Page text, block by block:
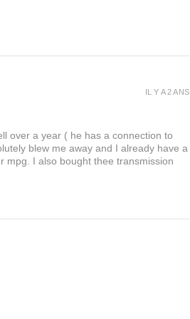
over a year ( he has a connection to
blew me away and I already have a
mpg. I also bought thee transmission
IL Y A 2 ANS